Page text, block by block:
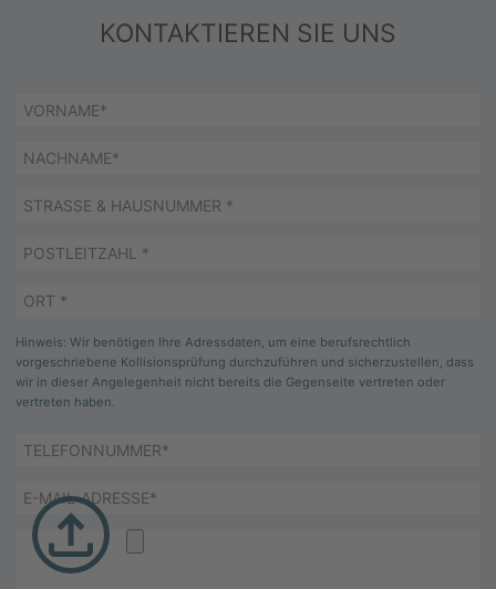
KONTAKTIEREN SIE UNS
Pflichtfeld
Straße
Hausnummer*
Pflichtfeld
Postleitzahl*
Pflichtfeld
Ort*
Hinweis: Wir benötigen Ihre Adressdaten, um eine berufsrechtlich
vorgeschriebene Kollisionsprüfung durchzuführen und sicherzustellen, dass
wir in dieser Angelegenheit nicht bereits die Gegenseite vertreten oder
vertreten haben.